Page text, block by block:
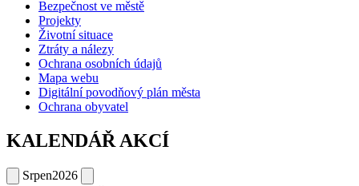
Bezpečnost ve městě
Projekty
Životní situace
Ztráty a nálezy
Ochrana osobních údajů
Mapa webu
Digitální povodňový plán města
Ochrana obyvatel
KALENDÁŘ AKCÍ
Srpen2026